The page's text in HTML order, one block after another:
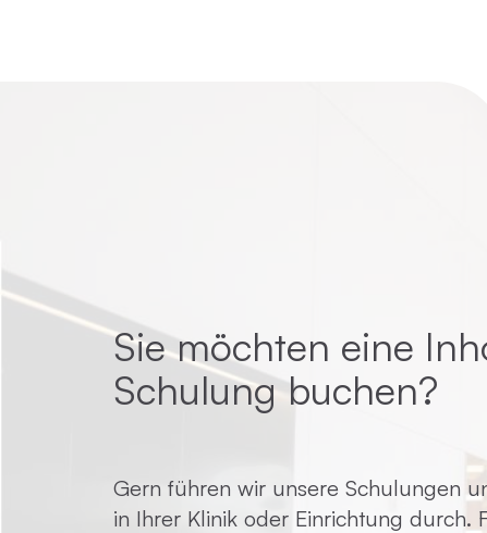
Sie möchten eine
Schulung buchen?
Gern führen wir unsere Schulungen
in Ihrer Klinik oder Einrichtung durch.